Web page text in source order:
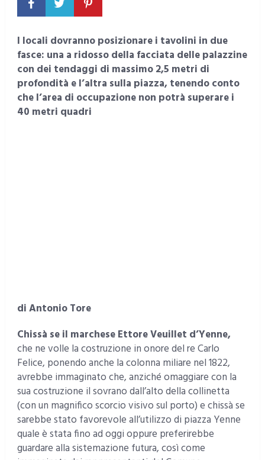
I locali dovranno posizionare i tavolini in due
fasce: una a ridosso della facciata delle palazzine
con dei tendaggi di massimo 2,5 metri di
profondità e l’altra sulla piazza, tenendo conto
che l’area di occupazione non potrà superare i
40 metri quadri
di Antonio Tore
Chissà se il marchese Ettore Veuillet d’Yenne,
che ne volle la costruzione in onore del re Carlo
Felice, ponendo anche la colonna miliare nel 1822,
avrebbe immaginato che, anziché omaggiare con la
sua costruzione il sovrano dall’alto della collinetta
(con un magnifico scorcio visivo sul porto) e chissà se
sarebbe stato favorevole all’utilizzo di piazza Yenne
quale è stata fino ad oggi oppure preferirebbe
guardare alla sistemazione futura, così come